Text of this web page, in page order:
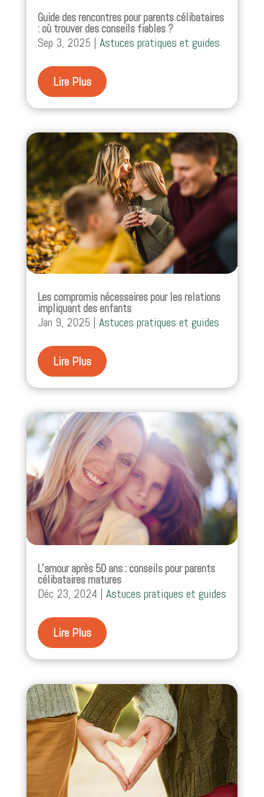
Guide des rencontres pour parents célibataires
: où trouver des conseils fiables ?
Sep 3, 2025 | Astuces pratiques et guides
Lire Plus
Les compromis nécessaires pour les relations
impliquant des enfants
Jan 9, 2025 | Astuces pratiques et guides
Lire Plus
L’amour après 50 ans : conseils pour parents
célibataires matures
Déc 23, 2024 | Astuces pratiques et guides
Lire Plus